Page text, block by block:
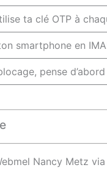
ta clé OTP à
smartphone en
pense
Nancy Metz